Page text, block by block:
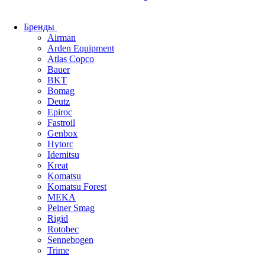
Бренды
Airman
Arden Equipment
Atlas Сopco
Bauer
BKT
Bomag
Deutz
Epiroc
Fastroil
Genbox
Hytorc
Idemitsu
Kreat
Komatsu
Komatsu Forest
MEKA
Peiner Smag
Rigid
Rotobec
Sennebogen
Trime